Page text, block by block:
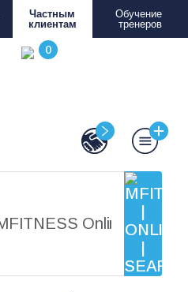
Частным
клиентам
Обучение
тренеров